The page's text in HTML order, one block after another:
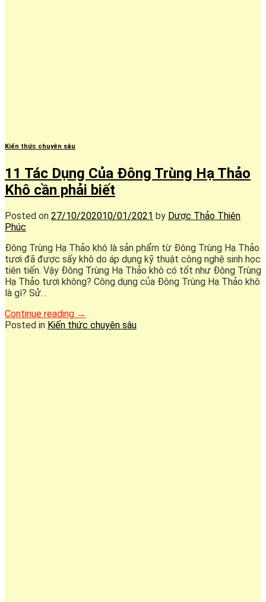
Kiến thức chuyên sâu
11 Tác Dụng Của Đông Trùng Hạ Thảo
Khô cần phải biết
Posted on 27/10/202010/01/2021 by Dược Thảo Thiên
Phúc
Đông Trùng Hạ Thảo khô là sản phẩm từ Đông Trùng Hạ Thảo
tươi đã được sấy khô do áp dụng kỹ thuật công nghệ sinh học
tiên tiến. Vậy Đông Trùng Hạ Thảo khô có tốt như Đông Trùng
Hạ Thảo tươi không? Công dụng của Đông Trùng Hạ Thảo khô
là gì? Sử…
Continue reading →
Posted in Kiến thức chuyên sâu